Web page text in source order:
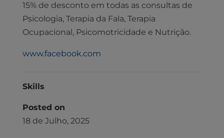
15% de desconto em todas as consultas de
Psicologia, Terapia da Fala, Terapia
Ocupacional, Psicomotricidade e Nutrição.
www.facebook.com
Skills
Posted on
18 de Julho, 2025